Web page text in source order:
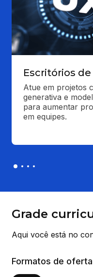
Escritórios
Atue em projetos
generativa e
para aumentar
em equipes.
Grade
Aqui você está no
Formatos de oferta